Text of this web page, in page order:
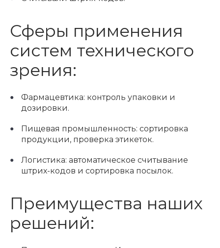
Сферы применения
систем технического
зрения:
Фармацевтика: контроль упаковки и
дозировки.
Пищевая промышленность: сортировка
продукции, проверка этикеток.
Логистика: автоматическое считывание
штрих-кодов и сортировка посылок.
Преимущества наших
решений: